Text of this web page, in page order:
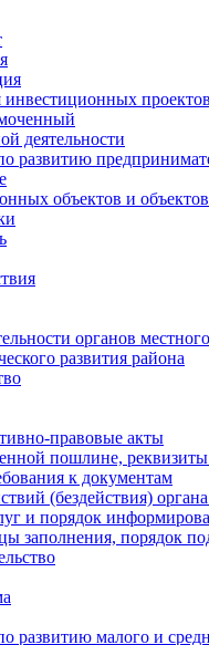
инвестиционных проектов
деятельности
развитию
объектов и
органов
развития района
правовые акты
пошлине,
к документам
(бездействия)
и порядок
заполнения, порядок
развитию малого и